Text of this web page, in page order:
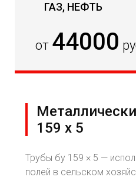
ГАЗ, НЕФТЬ
от 44000
159 х 5
Трубы бу 159 × 5 —
полей в сельском